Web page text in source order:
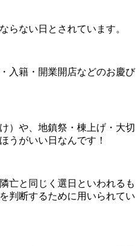
らない日とされています。
入籍・開業開店などのお慶び
）や、地鎮祭・棟上げ・大切
うがいい日なんです！
亡と同じく選日といわれるも
判断するために用いられてい